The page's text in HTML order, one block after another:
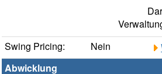
Swing Pricing:
Nein
Abwicklung